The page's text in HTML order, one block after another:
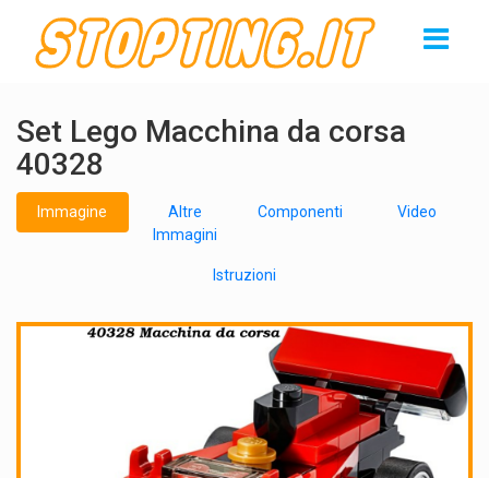
Set Lego Macchina da corsa
40328
Immagine
Altre
Immagini
Componenti Video
Istruzioni